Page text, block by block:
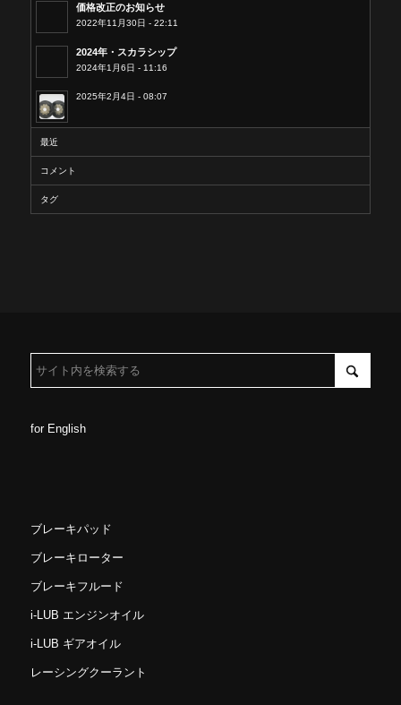
価格改正のお知らせ
2022年11月30日 - 22:11
2024年・スカラシップ
2024年1月6日 - 11:16
2025年2月4日 - 08:07
最近
コメント
タグ
for English
ブレーキパッド
ブレーキローター
ブレーキフルード
i-LUB エンジンオイル
i-LUB ギアオイル
レーシングクーラント